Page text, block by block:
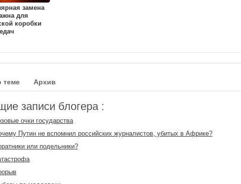
замена
для
коробки
теме Архив
записи блогера :
очки государства
Путин не вспомнил российских журналистов, убитых в Африке?
или подельники?